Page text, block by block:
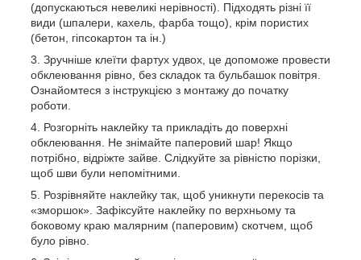
(допускаються невеликі нерівності). Підходять різні її
види (шпалери, кахель, фарба тощо), крім пористих
(бетон, гіпсокартон та ін.)
Зручніше клеїти фартух удвох, це допоможе провести
обклеювання рівно, без складок та бульбашок повітря.
Ознайомтеся з інструкцією з монтажу до початку
роботи.
Розгорніть наклейку та прикладіть до поверхні
обклеювання. Не знімайте паперовий шар! Якщо
потрібно, відріжте зайве. Слідкуйте за рівністю порізки,
щоб шви були непомітними.
Розрівняйте наклейку так, щоб уникнути перекосів та
«зморшок». Зафіксуйте наклейку по верхньому та
боковому краю малярним (паперовим) скотчем, щоб
було рівно.